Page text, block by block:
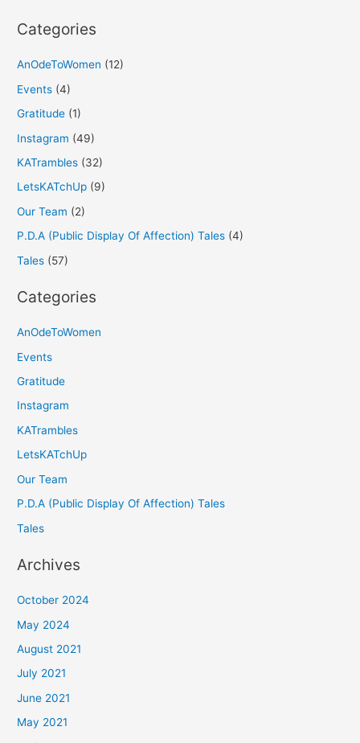
Categories
AnOdeToWomen (12)
Events (4)
Gratitude (1)
Instagram (49)
KATrambles (32)
LetsKATchUp (9)
Our Team (2)
P.D.A (Public Display Of Affection) Tales (4)
Tales (57)
Categories
AnOdeToWomen
Events
Gratitude
Instagram
KATrambles
LetsKATchUp
Our Team
P.D.A (Public Display Of Affection) Tales
Tales
Archives
October 2024
May 2024
August 2021
July 2021
June 2021
May 2021